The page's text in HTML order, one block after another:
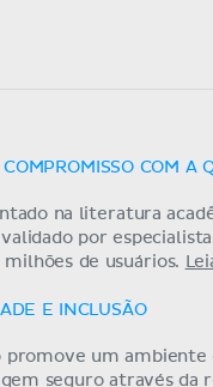
COM A
na literatura
validado por
milhões de usuários.
E INCLUSÃO
promove um ambiente
seguro através da